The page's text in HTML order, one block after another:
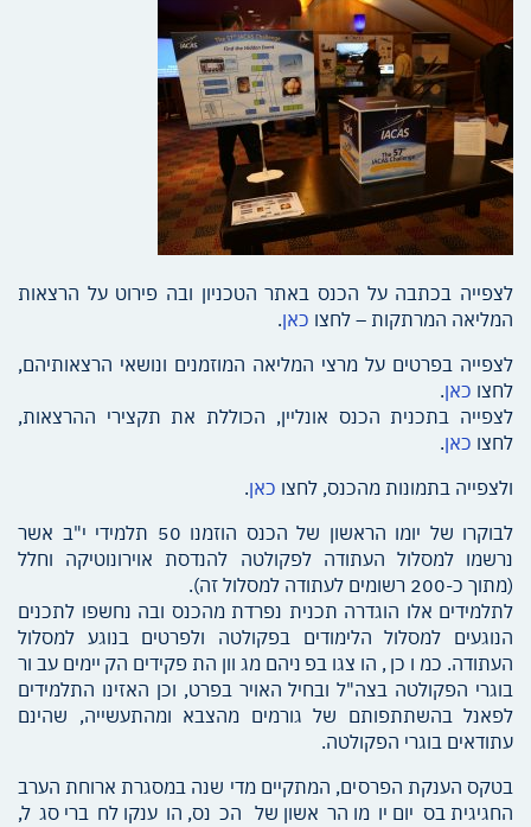
לצפייה בכתבה על הכנס באתר הטכניון ובה פירוט על הרצאות
המליאה המרתקות – לחצו כאן.
לצפייה בפרטים על מרצי המליאה המוזמנים ונושאי הרצאותיהם,
לחצו כאן.
לצפייה בתכנית הכנס אונליין, הכוללת את תקצירי ההרצאות,
לחצו כאן.
ולצפייה בתמונות מהכנס, לחצו כאן.
לבוקרו של יומו הראשון של הכנס הוזמנו 50 תלמידי י"ב אשר
נרשמו למסלול העתודה לפקולטה להנדסת אוירונוטיקה וחלל
(מתוך כ-200 רשומים לעתודה למסלול זה).
לתלמידים אלו הוגדרה תכנית נפרדת מהכנס ובה נחשפו לתכנים
הנוגעים למסלול הלימודים בפקולטה ולפרטים בנוגע למסלול
העתודה. כמו כן, הוצגו בפניהם מגוון התפקידים הקיימים עבור
בוגרי הפקולטה בצה"ל ובחיל האויר בפרט, וכן האזינו התלמידים
לפאנל בהשתתפותם של גורמים מהצבא ומהתעשייה, שהינם
עתודאים בוגרי הפקולטה.
בטקס הענקת הפרסים, המתקיים מדי שנה במסגרת ארוחת הערב
החגיגית בסיום יומו הראשון של הכנס, הוענקו לחברי סגל,